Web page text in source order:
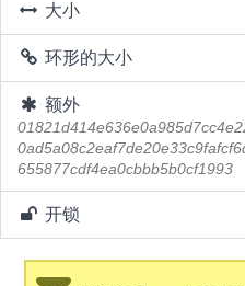
大小
环形的大小
额外
655877cdf4ea0cbbb5b0cf1993
开锁